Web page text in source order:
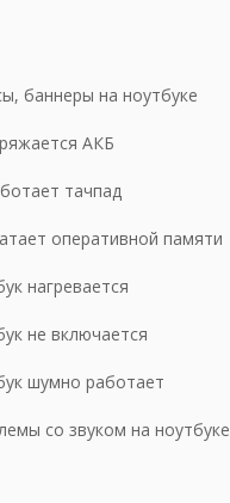
баннеры на ноутбуке
АКБ
тачпад
оперативной памяти
нагревается
не включается
шумно работает
со звуком на ноутбуке